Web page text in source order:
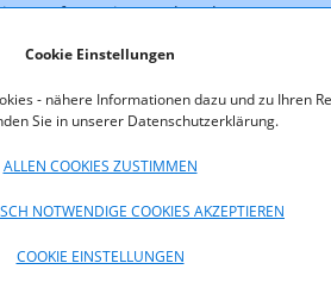
Cookie Einstellungen
- nähere Informationen dazu und zu Ihren
Sie in unserer Datenschutzerklärung.
ALLEN COOKIES ZUSTIMMEN
NOTWENDIGE COOKIES AKZEPTIEREN
COOKIE EINSTELLUNGEN
Informationen über den